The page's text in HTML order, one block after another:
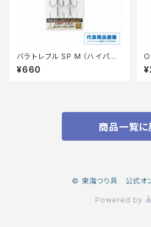
バラ トレブル SP M （ハイパー
シールド）
¥660
商品一覧に
© 東海つり具 公式オン
Powered by